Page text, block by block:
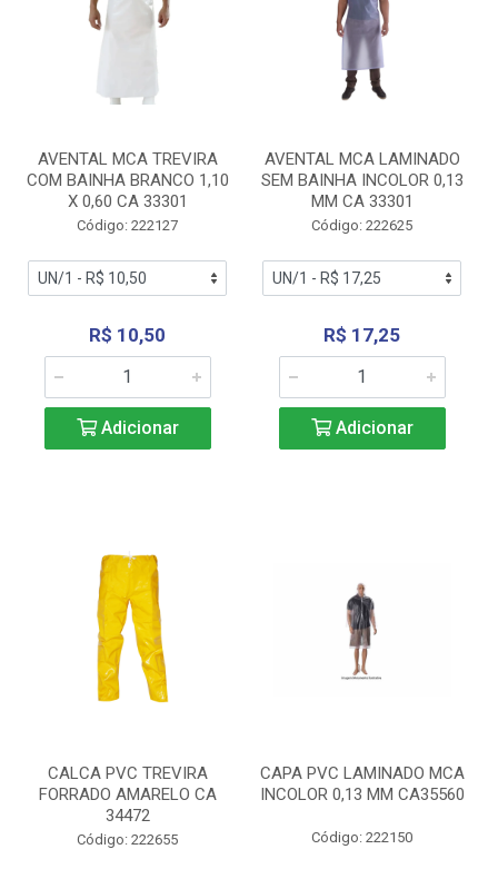
AVENTAL MCA TREVIRA
COM BAINHA BRANCO 1,10
X 0,60 CA 33301
Código: 222127
R$ 10,50
Adicionar
AVENTAL MCA LAMINADO
SEM BAINHA INCOLOR 0,13
MM CA 33301
Código: 222625
R$ 17,25
Adicionar
CALCA PVC TREVIRA
FORRADO AMARELO CA
34472
Código: 222655
CAPA PVC LAMINADO MCA
INCOLOR 0,13 MM CA35560
Código: 222150